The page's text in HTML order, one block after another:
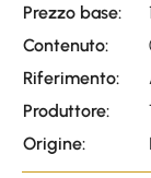
Prezzo base:
Contenuto:
Riferimento:
Produttore:
Origine: